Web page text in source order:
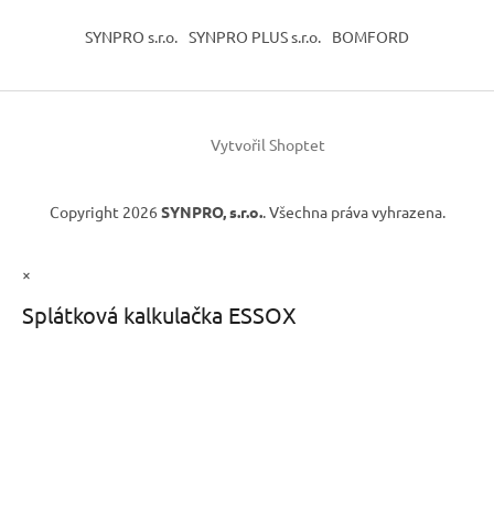
SYNPRO s.r.o. SYNPRO PLUS s.r.o. BOMFORD
Vytvořil Shoptet
Copyright 2026 SYNPRO, s.r.o.. Všechna práva vyhrazena.
×
Splátková kalkulačka ESSOX